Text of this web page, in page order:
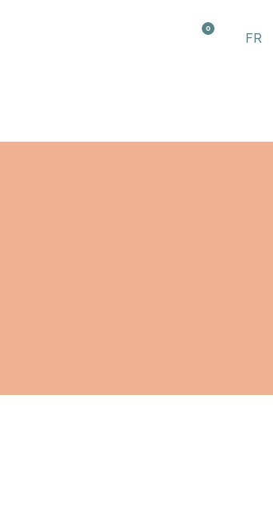
0
FREN